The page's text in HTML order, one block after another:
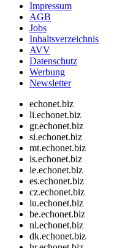
Impressum
AGB
Jobs
Inhaltsverzeichnis
AVV
Datenschutz
Werbung
Newsletter
echonet.biz
li.echonet.biz
gr.echonet.biz
si.echonet.biz
mt.echonet.biz
is.echonet.biz
ie.echonet.biz
es.echonet.biz
cz.echonet.biz
lu.echonet.biz
be.echonet.biz
nl.echonet.biz
dk.echonet.biz